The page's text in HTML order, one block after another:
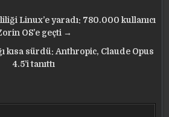
Linux’e yaradı: 780.000 kullanıcı
OS’e geçti →
kısa sürdü: Anthropic, Claude Opus
4.5’i tanıttı